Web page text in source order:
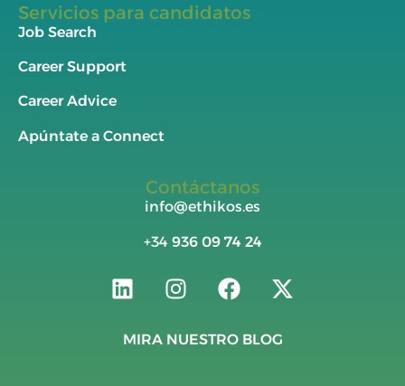
Servicios para candidatos
Job Search
Career Support
Career Advice
Apúntate a Connect
Contáctanos
info@ethikos.es
+34 936 09 74 24
MIRA NUESTRO BLOG